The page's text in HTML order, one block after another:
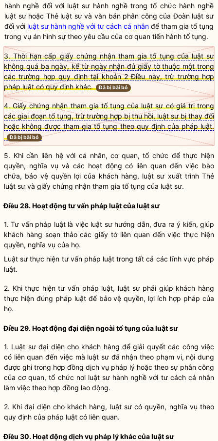
hành nghề đối với luật sư hành nghề trong tổ chức hành nghề
luật sư hoặc Thẻ luật sư và văn bản phân công củaĐoàn luật sư
đối với luật sư hành nghề với tư cách cá nhân để tham gia tố tụng
trong vụ án hình sự theo yêu cầu của cơ quan tiến hành tố tụng.
3. Thời hạn cấp giấy chứng nhận tham gia tố tụng của luật sư
không quá ba ngày, kể từ ngày nhận đủ giấy tờ thuộc một trong
các trường hợp quy định tại khoản 2 Điều này, trừ trường hợp
pháp luật có quy định khác.
Đã bị bãi bỏ
4. Giấy chứng nhận tham gia tố tụng của luật sư có giá trị trong
các giai đoạn tố tụng, trừ trường hợp bị thu hồi, luật sư bị thay đổi
hoặc không được tham gia tố tụng theo quy định của pháp luật.
Đã bị bãi bỏ
5. Khi cần liên hệ với cá nhân, cơ quan, tổ chức để thực hiện
quyền, nghĩa vụ và các hoạt động có liên quan đến việc bào
chữa, bảo vệ quyền lợi của khách hàng, luật sư xuất trình Thẻ
luật sư và giấy chứng nhận tham gia tố tụng của luật sư.
Điều 28. Hoạt động tư vấn pháp luật củaluật sư
1. Tư vấn pháp luật là việc luật sưhướng dẫn, đưa ra ý kiến, giúp
khách hàng soạn thảo các giấy tờ liên quan đến việc thực hiện
quyền, nghĩa vụ của họ.
Luật sư thực hiện tư vấn pháp luật trong tất cả các lĩnh vực pháp
luật.
2. Khi thực hiện tư vấn pháp luật, luật sưphải giúp khách hàng
thực hiện đúng pháp luật để bảo vệquyền, lợi ích hợp pháp của
họ.
Điều 29. Hoạt động đại diện ngoài tố tụng củaluật sư
1. Luật sư đại diện cho khách hàng để giải quyết các công việc
có liên quan đến việc mà luật sư đã nhận theo phạm vi, nội dung
được ghi trong hợp đồng dịch vụ pháp lý hoặc theo sự phân công
của cơ quan, tổ chức nơi luật sư hành nghề với tư cách cá nhân
làm việc theo hợp đồng lao động.
2. Khi đại diện cho khách hàng, luật sưcó quyền, nghĩa vụ theo
quy định của pháp luật có liên quan.
Điều 30. Hoạt động dịch vụ pháp lýkhác củaluật sư